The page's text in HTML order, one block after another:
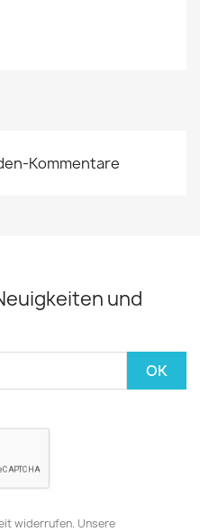
Kommentare
und
widerrufen. Unsere